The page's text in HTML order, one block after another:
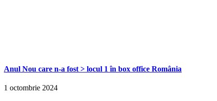
Anul Nou care n-a fost > locul 1 în box office România
1 octombrie 2024